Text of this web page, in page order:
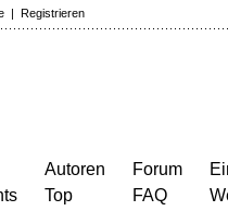
| Registrieren
Autoren
Top
Forum
FAQ